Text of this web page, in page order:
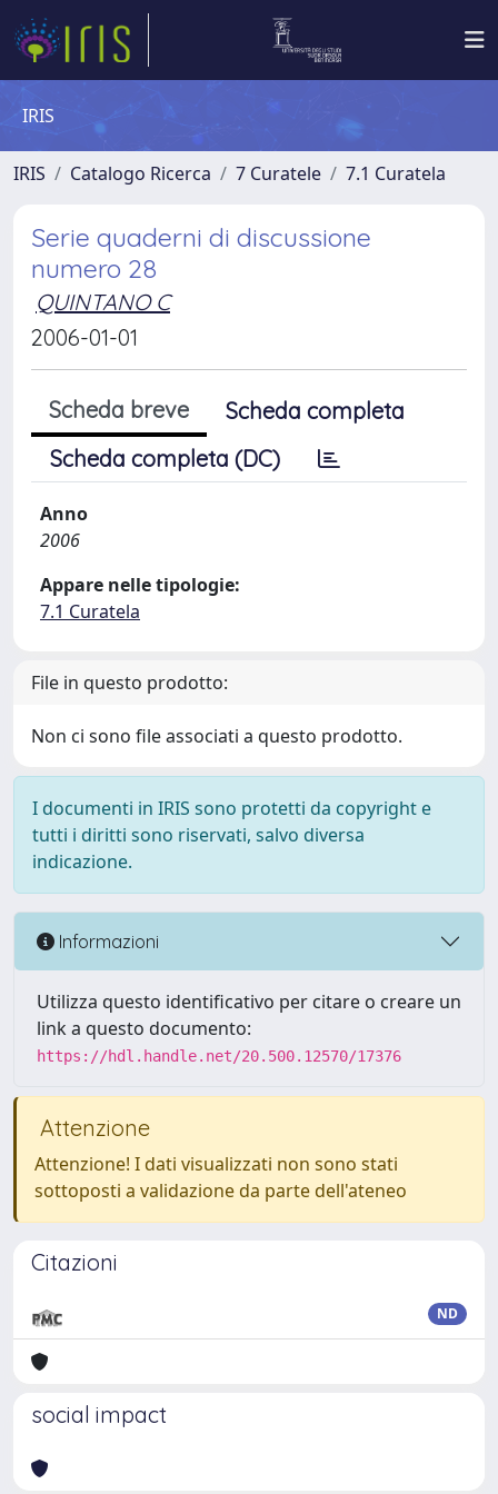
IRIS
IRIS Catalogo Ricerca 7 Curatele 7.1 Curatela
Serie quaderni di discussione
numero 28
QUINTANO C
2006-01-01
Scheda breve
Scheda completa
Scheda completa (DC)
Anno
2006
Appare nelle tipologie:
7.1 Curatela
File in questo prodotto:
Non ci sono file associati a questo prodotto.
I documenti in IRIS sono protetti da copyright e
tutti i diritti sono riservati, salvo diversa
indicazione.
Informazioni
Utilizza questo identificativo per citare o creare un
link a questo documento:
https://hdl.handle.net/20.500.12570/17376
Attenzione
Attenzione! I dati visualizzati non sono stati
sottoposti a validazione da parte dell'ateneo
Citazioni
ND
social impact